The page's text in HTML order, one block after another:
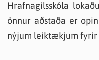
Hrafnagilsskóla
önnur aðstaða er
nýjum leiktækjum fyrir